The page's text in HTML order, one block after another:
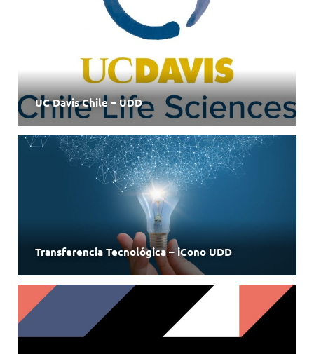
UC Davis Chile – UDD
Transferencia Tecnológica – iCono UDD